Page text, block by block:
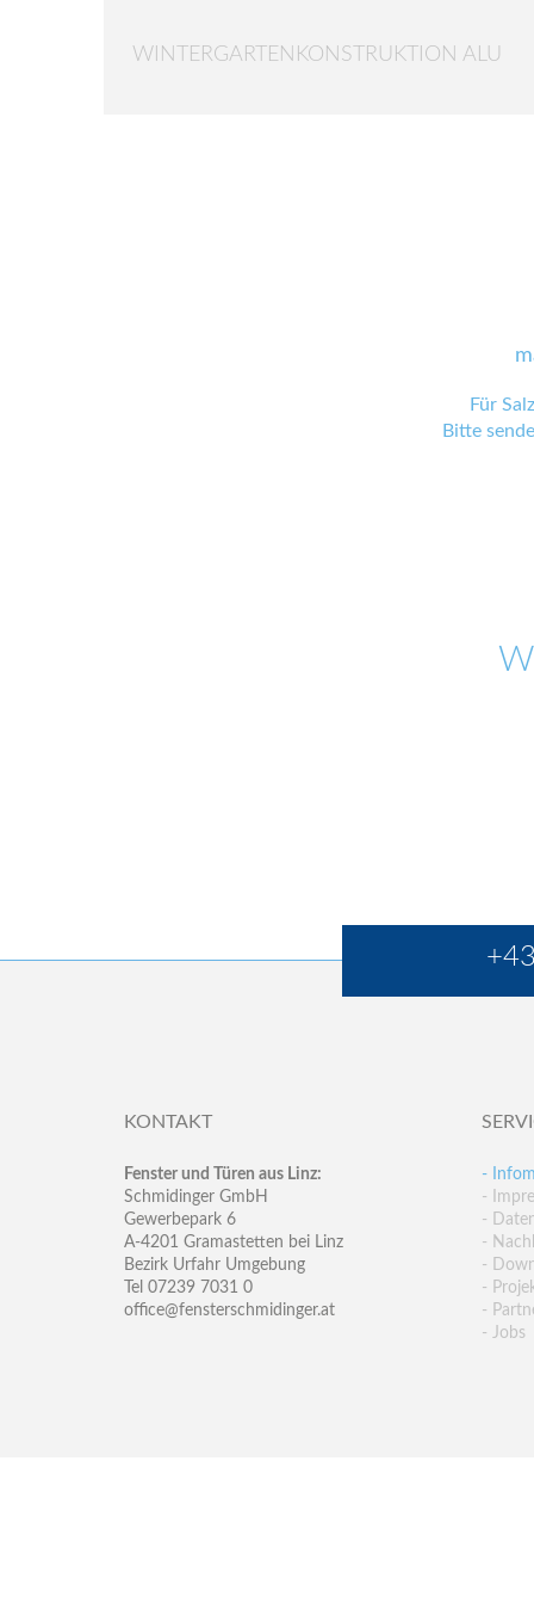
WINTERGARTENKONSTRUKTION ALU
Für
Bitte
KONTAKT
Fenster und Türen aus Linz:
Schmidinger GmbH
Gewerbepark 6
A-4201 Gramastetten bei Linz
Bezirk Urfahr Umgebung
Tel 07239 7031 0
office@fensterschmidinger.at
-
-
-
-
-
-
-
- Jobs